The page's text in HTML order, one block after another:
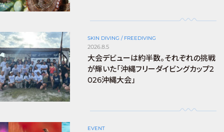
SKIN DIVING / FREEDIVING
2026.8.5
大会デビューは約半数。それぞれの挑戦
が輝いた「沖縄フリーダイビングカップ2
026沖縄大会」
EVENT